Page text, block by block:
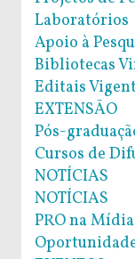
Laboratórios
Apoio à
Bibliotecas
Editais
EXTENSÃO
Pós-
Cursos de
NOTÍCIAS
NOTÍCIAS
PRO na Mídia